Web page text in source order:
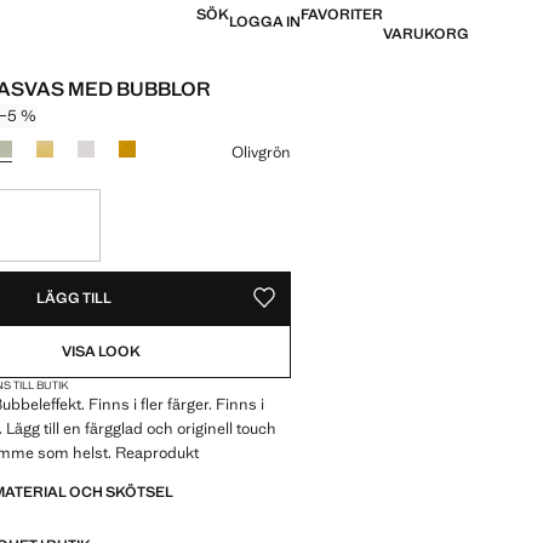
SÖKLOGGA INFAVORITER
VARUKORG
MED BUBBLOR
överstruket [199 kr ]
kr ]
%
Olivgrön
LÄGG TILL SPARA SOM FAVORIT
VISA LOOK
TILL BUTIK
Finns i fler färger. Finns i
Lägg till en färgglad och originell touch
som helst. Reaprodukt
OCH SKÖTSEL